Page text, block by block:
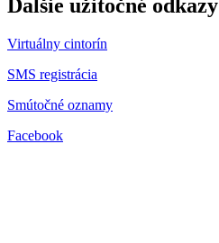
Ďalšie užitočné odkazy
Virtuálny cintorín
SMS registrácia
Smútočné oznamy
Facebook